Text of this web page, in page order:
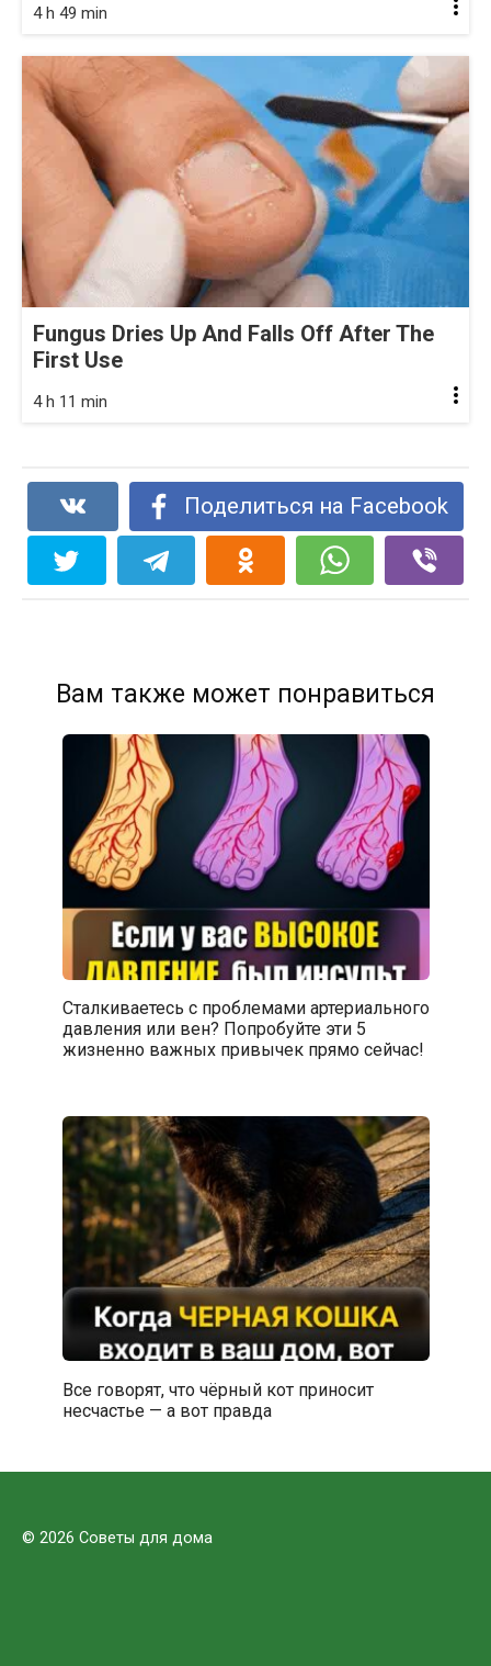
4 h 49 min
Fungus Dries Up And Falls Off After The
First Use
4 h 11 min
Поделиться на Facebook
Вам также может понравиться
Сталкиваетесь с проблемами артериального
давления или вен? Попробуйте эти 5
жизненно важных привычек прямо сейчас!
Все говорят, что чёрный кот приносит
несчастье — а вот правда
© 2026 Советы для дома